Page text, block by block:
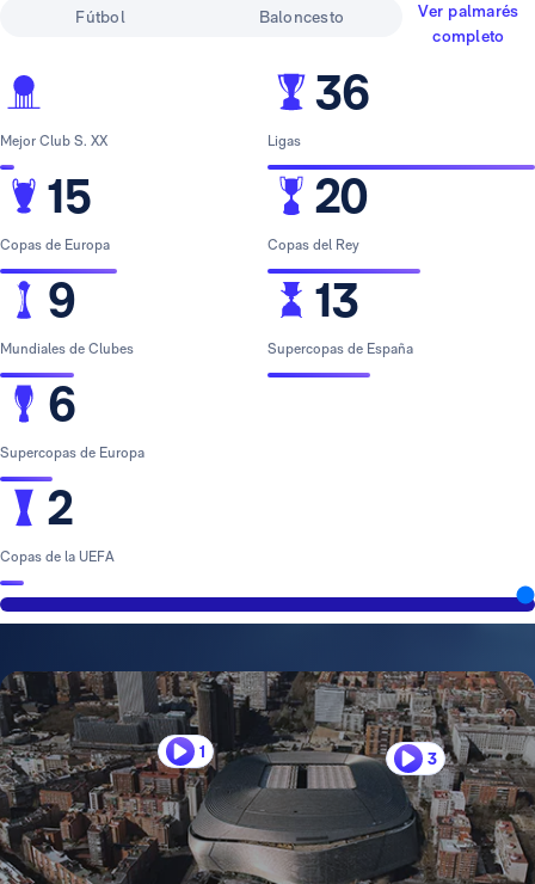
Fútbol Baloncesto
Ver palmarés
completo
Mejor Club S. XX
15
Copas de Europa
9
Mundiales de Clubes
6
Supercopas de Europa
2
Copas de la UEFA
36
Ligas
20
Copas del Rey
13
Supercopas de España
1 3